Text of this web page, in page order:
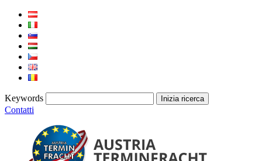
Keywords
Contatti